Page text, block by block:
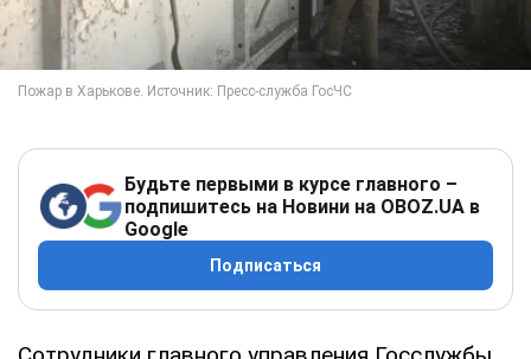
Будьте первыми в курсе главного –
подпишитесь на Новини на OBOZ.UA в
Google
Подписаться